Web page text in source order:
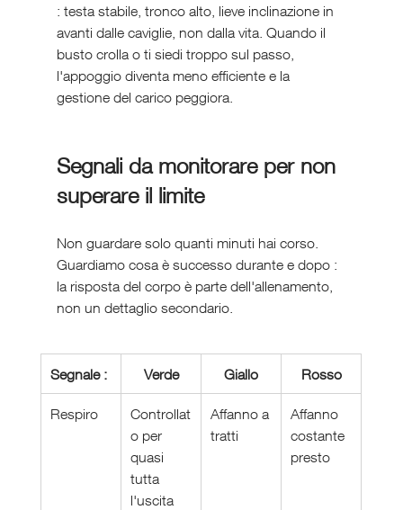
: testa stabile, tronco alto, lieve inclinazione in
avanti dalle caviglie, non dalla vita. Quando il
busto crolla o ti siedi troppo sul passo,
l'appoggio diventa meno efficiente e la
gestione del carico peggiora.
Segnali da monitorare per non
superare il limite
Non guardare solo quanti minuti hai corso.
Guardiamo cosa è successo durante e dopo :
la risposta del corpo è parte dell'allenamento,
non un dettaglio secondario.
Segnale : Verde Giallo Rosso
Respiro
Controllat
o per
quasi
tutta
l'uscita
Affanno a
tratti
Affanno
costante
presto